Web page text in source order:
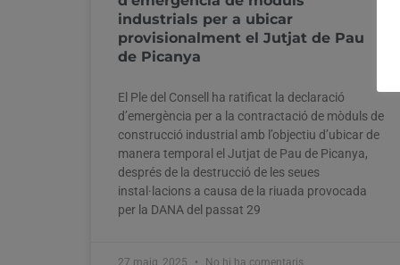
industrials per a ubicar
provisionalment el Jutjat de Pau
de Picanya
El Ple del Consell ha ratificat la declaració
d’emergència per a la contractació de mòduls de
construcció industrial amb l’objectiu d’ubicar de
manera temporal el Jutjat de Pau de Picanya,
després de la destrucció de les seues
instal·lacions a causa de la riuada provocada
per la DANA del passat 29
27 maig, 2025 No hi ha comentaris